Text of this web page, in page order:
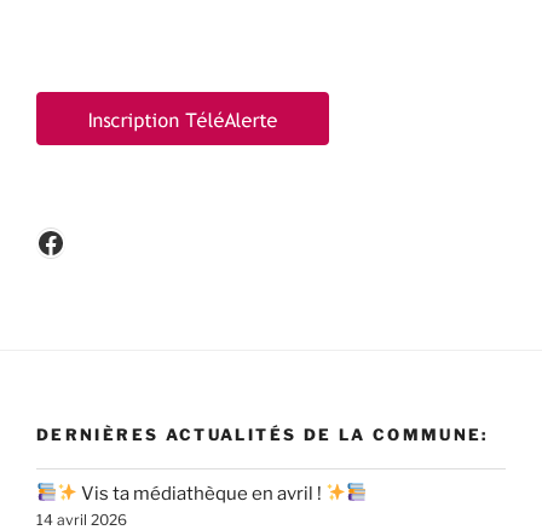
Facebook
DERNIÈRES ACTUALITÉS DE LA COMMUNE:
Vis ta médiathèque en avril !
14 avril 2026